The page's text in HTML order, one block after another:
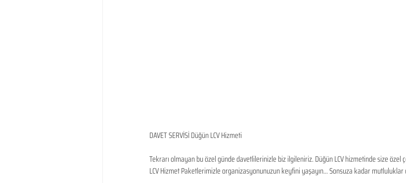
DAVET SERVİSİ Düğün LCV Hizmeti
Tekrarı olmayan bu özel günde davetlilerinizle biz ilgileniriz. Düğün LCV hizmetinde size özel
LCV Hizmet Paketlerimizle organizasyonunuzun keyfini yaşayın... Sonsuza kadar mutluluklar